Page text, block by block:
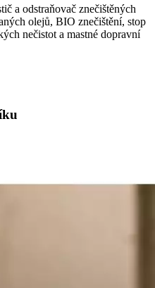
a odstraňovač znečištěných
olejů, BIO znečištění, stop
nečistot a mastné dopravní